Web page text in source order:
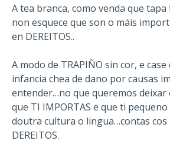
A tea branca, como venda que
non esquece que son o máis
en DEREITOS..
A modo de TRAPIÑO sin cor, e
infancia chea de dano por causas
entender…no que queremos deixar
que TI IMPORTAS e que ti
doutra cultura o lingua…contas cos
DEREITOS.